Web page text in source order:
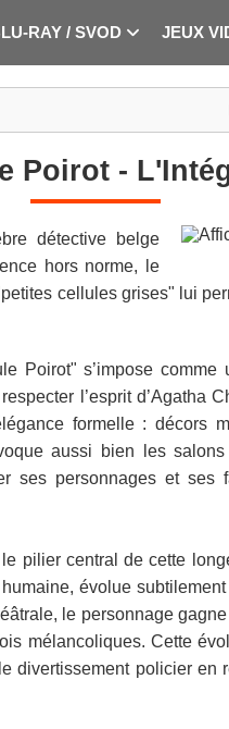
RAY / SVOD JEUX
Poirot -
détective belge
hors norme, le
cellules grises" lui
Poirot" s’impose comme
l’esprit d’Agatha
formelle : décors
aussi bien les
ses personnages et ses
pilier central de cette
évolue
le personnage
mélancoliques. Cette
divertissement policier